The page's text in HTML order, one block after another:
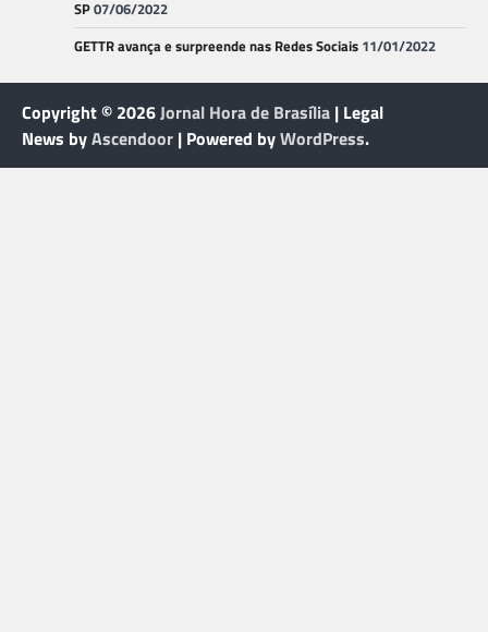
SP07/06/2022
GETTR avança e surpreende nas Redes Sociais 11/01/2022
Copyright © 2026Jornal Hora de Brasília | Legal
News byAscendoor | Powered byWordPress.